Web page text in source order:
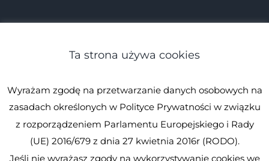
Ta strona używa cookies
Wyrażam zgodę na przetwarzanie danych osobowych na
zasadach określonych w Polityce Prywatności w związku
z rozporządzeniem Parlamentu Europejskiego i Rady
(UE) 2016/679 z dnia 27 kwietnia 2016r (RODO).
Jeśli nie wyrażasz zgody na wykorzystywanie cookies we